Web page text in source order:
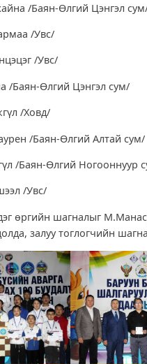
/Баян-Өлгий Цэнгэл
/Увс/
/Увс/
/Баян-Өлгий Цэнгэл сум/
/Ховд/
/Баян-Өлгий Алтай сум/
/Баян-Өлгий Ногооннуур
/Увс/
өргийн шагналыг
залуу тоглогчийн